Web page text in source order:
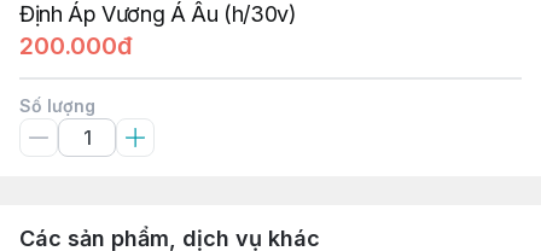
Định Áp Vương Á Âu (h/30v)
200.000đ
Số lượng
Các sản phẩm, dịch vụ khác